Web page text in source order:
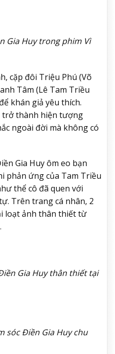
Gia Huy trong phim Vì
cặp đôi Triệu Phú (Võ
Tâm (Lê Tam Triều
khán giả yêu thích.
trở thành hiện tượng
ngoài đời mà không có
Gia Huy ôm eo bạn
phản ứng của Tam Triều
thể cô đã quen với
Trên trang cá nhân, 2
loạt ảnh thân thiết từ
Gia Huy thân thiết tại
sóc Điền Gia Huy chu